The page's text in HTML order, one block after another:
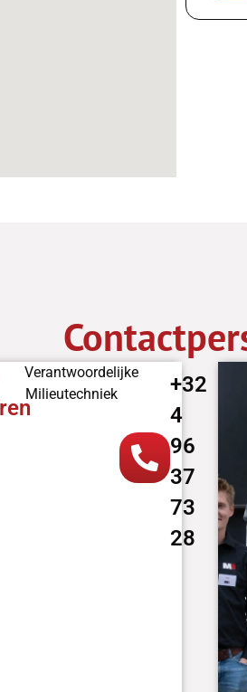
Verantwoordelijke
Milieutechniek
+32
4
96
37
73
28